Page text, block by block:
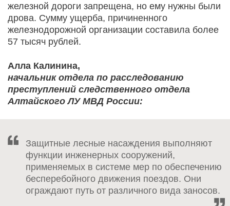
железной дороги запрещена, но ему нужны были
дрова. Сумму ущерба, причиненного
железнодорожной организации составила более
57 тысяч рублей.
Алла Калинина,
начальник отдела по расследованию
преступлений следственного отдела
Алтайского ЛУ МВД России:
Защитные лесные насаждения выполняют
функции инженерных сооружений,
применяемых в системе мер по обеспечению
бесперебойного движения поездов. Они
ограждают путь от различного вида заносов.